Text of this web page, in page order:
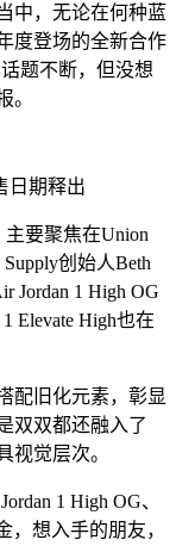
中，无论在何种蓝
度登场的全新合作
题不断，但没想
。
日期释出
主要聚焦在Union
Supply创始人Beth
Jordan 1 High OG
Elevate High也在
配旧化元素，彰显
双双都还融入了
视觉层次。
1 High OG、
，想入手的朋友，